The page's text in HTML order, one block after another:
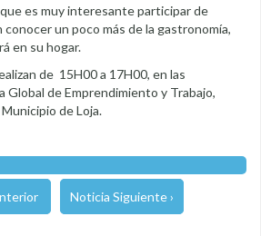
es muy interesante participar de
un poco más de la gastronomía,
en su hogar.
de 15H00 a 17H00, en las
Global de Emprendimiento y Trabajo,
de Loja.
Noticia Siguiente ›